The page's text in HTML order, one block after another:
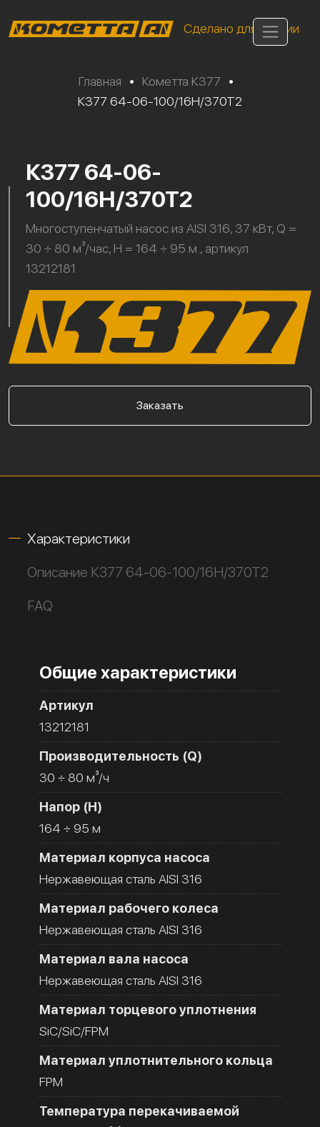
Сделано для России
Главная • Кометта К377
•
К377 64-06-100/16Н/370Т2
К377 64-06-
100/16Н/370Т2
Многоступенчатый насос из AISI 316, 37 кВт, Q =
30 ÷ 80 м³/час, H = 164 ÷ 95 м., артикул
13212181
Заказать
Характеристики
Описание К377 64-06-100/16Н/370Т2
FAQ
Общие характеристики
Артикул
13212181
Производительность (Q)
30 ÷ 80 м³/ч
Напор (H)
164 ÷ 95 м
Материал корпуса насоса
Нержавеющая сталь AISI 316
Материал рабочего колеса
Нержавеющая сталь AISI 316
Материал вала насоса
Нержавеющая сталь AISI 316
Материал торцевого уплотнения
SiC/SiC/FPM
Материал уплотнительного кольца
FPM
Температура перекачиваемой